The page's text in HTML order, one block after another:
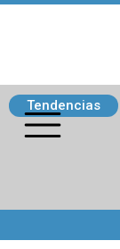
Tendencias